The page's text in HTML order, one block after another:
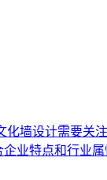
化墙设计需要关
业特点和行业